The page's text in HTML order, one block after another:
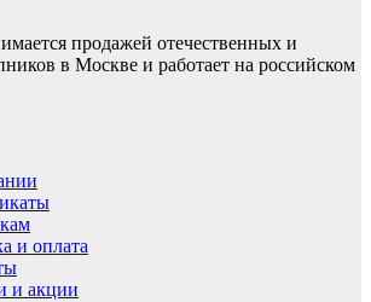
продажей отечественных и
в Москве и работает на российском
и оплата
и акции